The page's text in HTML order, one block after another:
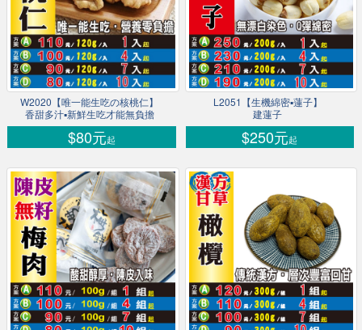
W2020【唯一能生吃の核桃仁】
香甜多汁▪新鮮生吃才能無負擔
$80元起
L2051【生機綿密▪蓮子】
建蓮子
$250元起